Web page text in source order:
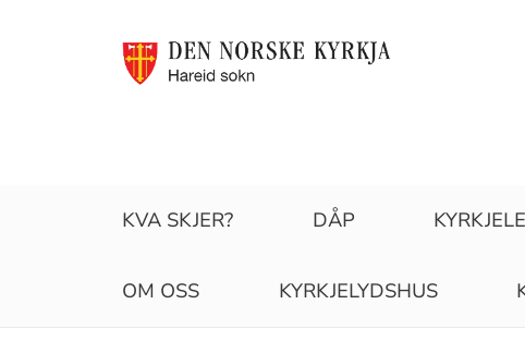
KVA SKJER? DÅP
OM OSS KYRKJELYDSHUS